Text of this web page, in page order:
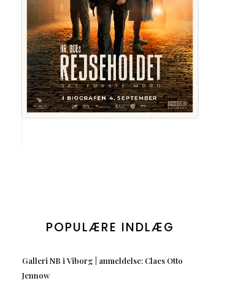
POPULÆRE INDLÆG
Galleri NB i Viborg | anmeldelse: Claes Otto
Jennow